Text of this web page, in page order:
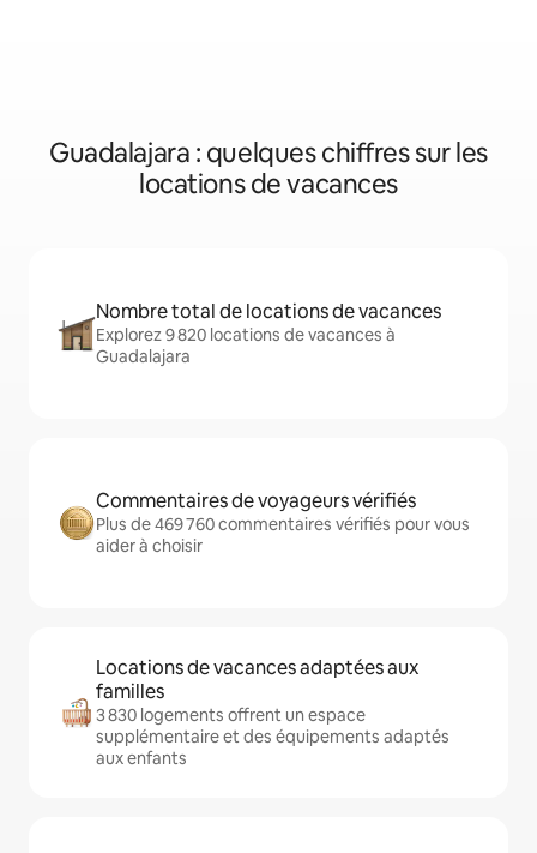
Guadalajara : quelques chiffres sur les
locations de vacances
Nombre total de locations de vacances
Explorez 9 820 locations de vacances à
Guadalajara
Commentaires de voyageurs vérifiés
Plus de 469 760 commentaires vérifiés pour vous
aider à choisir
Locations de vacances adaptées aux
familles
3 830 logements offrent un espace
supplémentaire et des équipements adaptés
aux enfants